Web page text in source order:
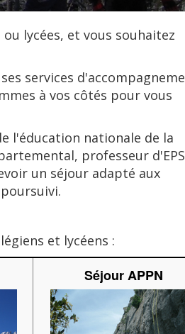
lycées, et vous souhaitez
services
à vos côtés pour vous
l'éducation nationale de la
professeur
un séjour adapté aux
et lycéens :
Séjour APPN